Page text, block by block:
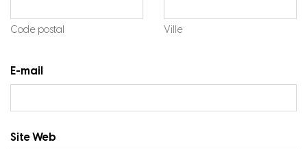
Code postal Ville
E-mail
Site Web